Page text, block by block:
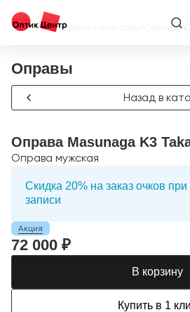
Главная/Интернет-магазин Оправы/
Оправы
Назад в
Оправа Masunaga K3
Оправа мужская
Скидка 20% на заказ очков
записи
Акция
72 000 ₽
В корзину
Купить в 1